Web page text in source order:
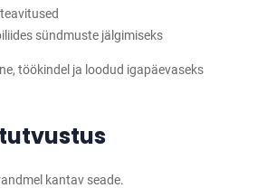
sündmuste jälgimiseks
töökindel ja loodud igapäevaseks
kantav seade.